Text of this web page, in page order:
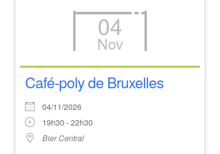
04
Nov
Café-poly de Bruxelles
04/11/2026
19h30 - 22h30
Bier Central